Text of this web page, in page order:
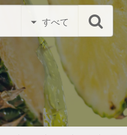
すべて